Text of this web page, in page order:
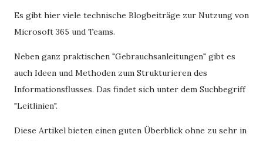
Es gibt hier viele technische Blogbeiträge zur Nutzung von
Microsoft 365 und Teams.
Neben ganz praktischen "Gebrauchsanleitungen" gibt es
auch Ideen und Methoden zum Strukturieren des
Informationsflusses. Das findet sich unter dem Suchbegriff
"Leitlinien".
Diese Artikel bieten einen guten Überblick ohne zu sehr in